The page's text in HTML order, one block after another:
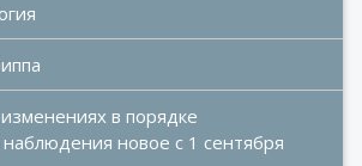
в порядке
новое с 1 сентября